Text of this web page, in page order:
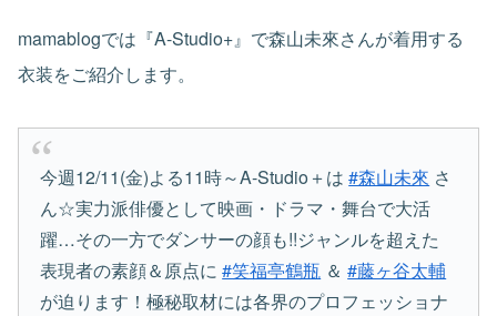
mamablogでは『A-Studio+』で森山未來さんが着用する
衣装をご紹介します。
今週12/11(金)よる11時～A-Studio＋は#森山未來 さ
ん☆実力派俳優として映画・ドラマ・舞台で大活
躍…その一方でダンサーの顔も!!ジャンルを超えた
表現者の素顔＆原点に#笑福亭鶴瓶 ＆#藤ヶ谷太輔
が迫ります！極秘取材には各界のプロフェッショナ